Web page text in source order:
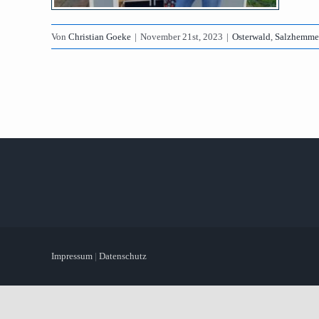
Von Christian Goeke | November 21st, 2023 | Osterwald
Impressum | Datenschutz